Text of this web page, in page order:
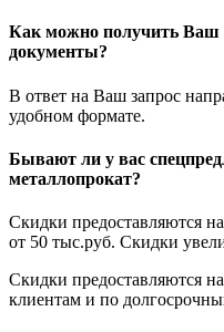
Как можно получить Ваш
документы?
В ответ на Ваш запрос
удобном формате.
Бывают ли у вас
металлопрокат?
Скидки предоставляются
от 50 тыс.руб. Скидки
Скидки предоставляются
клиентам и по